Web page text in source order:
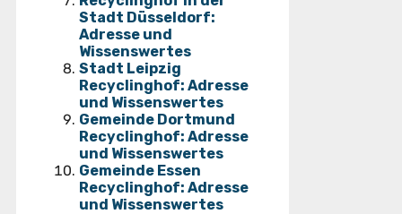
Stadt Düsseldorf:
Adresse und
Wissenswertes
Stadt Leipzig
Recyclinghof: Adresse
und Wissenswertes
Gemeinde Dortmund
Recyclinghof: Adresse
und Wissenswertes
Gemeinde Essen
Recyclinghof: Adresse
und Wissenswertes